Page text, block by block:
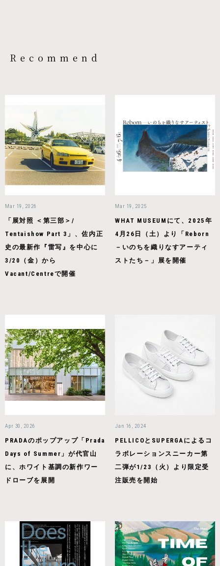
Recommend
Mar 19, 2026
「展対照 ＜第三部＞/
Tentaishow Part 3」、佐内正
史の最新作『雷写』を中心に
3/20（金）から
Vacant/Centreで開催
Mar 19, 2025
WHAT MUSEUMにて、2025年
4月26日（土）より「Reborn
－いのちを織りなすアーティ
ストたち－」展を開催
Apr 30, 2026
PRADAのポップアップ「Prada
Days of Summer」が代官山
に、ホワイト基調の新作ワー
ドローブを展開
Jan 16, 2024
PELLICOとSUPERGAによるコ
ラボレーションスニーカー第
二弾が1/23（火）より限定受
注販売を開始